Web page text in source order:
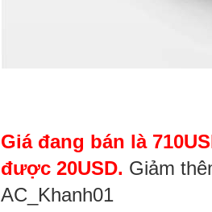
Giá đang bán là
được 20USD. Giảm
AC_Khanh01